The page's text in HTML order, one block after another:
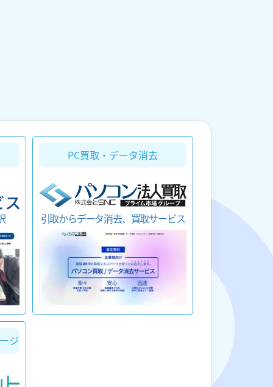
PC買取・データ消去
引取からデータ消去、買取サービス
ジ